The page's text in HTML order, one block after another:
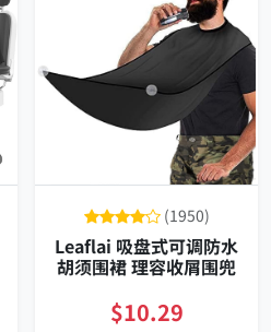
(1950)
Leaflai 吸盘式可调防水
胡须围裙 理容收屑围兜
$10.29